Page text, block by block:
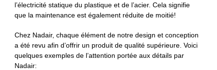
l’électricité statique du plastique et de l’acier. Cela signifie
que la maintenance est également réduite de moitié!
Chez Nadair, chaque élément de notre design et conception
a été revu afin d’offrir un produit de qualité supérieure. Voici
quelques exemples de l’attention portée aux détails par
Nadair: